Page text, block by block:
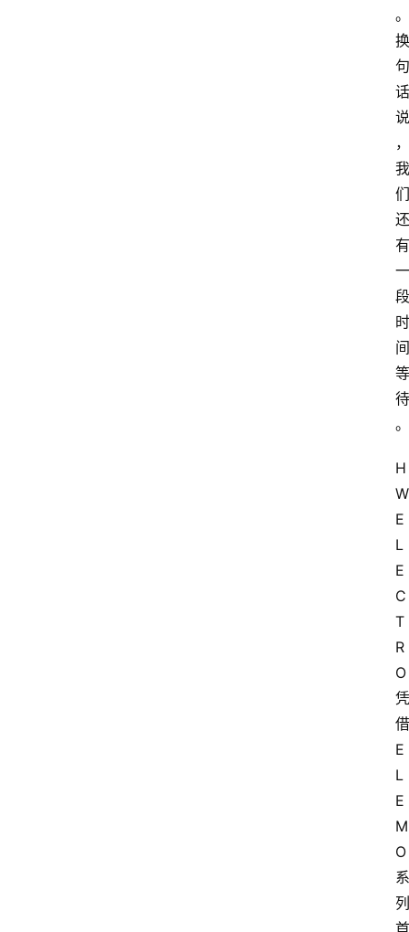
。
换
句
话
说
，
我
们
还
有
一
段
时
间
等
待
。
H
W
E
L
E
C
T
R
O
凭
借
E
L
E
M
O
系
列
首